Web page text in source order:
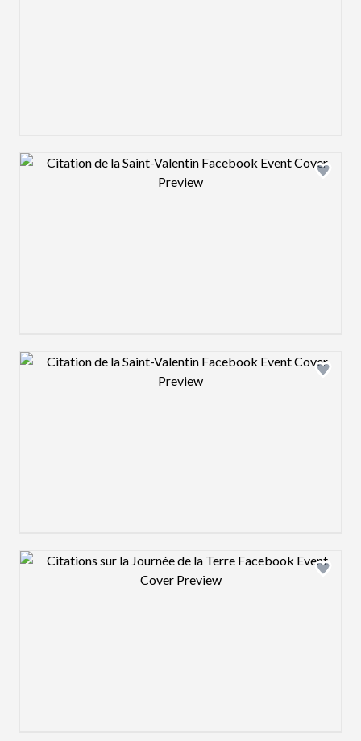
Design preview image
Design preview image
Design preview image